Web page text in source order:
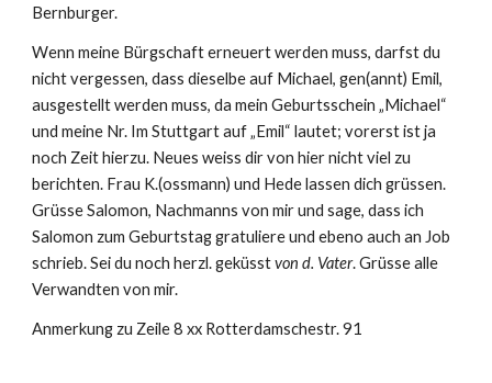
Bernburger.
Wenn meine Bürgschaft erneuert werden muss, darfst du
nicht vergessen, dass dieselbe auf Michael, gen(annt) Emil,
ausgestellt werden muss, da mein Geburtsschein „Michael“
und meine Nr. Im Stuttgart auf „Emil“ lautet; vorerst ist ja
noch Zeit hierzu. Neues weiss dir von hier nicht viel zu
berichten. Frau K.(ossmann) und Hede lassen dich grüssen.
Grüsse Salomon, Nachmanns von mir und sage, dass ich
Salomon zum Geburtstag gratuliere und ebeno auch an Job
schrieb. Sei du noch herzl. geküsst von d. Vater. Grüsse alle
Verwandten von mir.
Anmerkung zu Zeile 8 xx Rotterdamschestr. 91